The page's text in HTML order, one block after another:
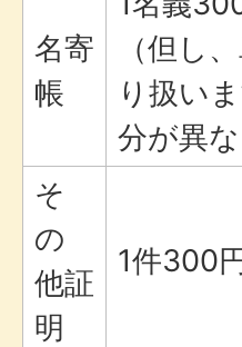
名寄
帳
（但し
り扱い
分が異
そ
の
他証
明
1件300